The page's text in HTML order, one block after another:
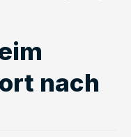
nach